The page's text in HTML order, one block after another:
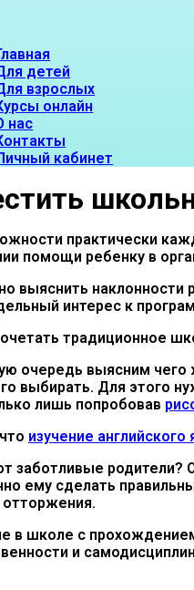
детей
взрослых
онлайн
нас
кабинет
практически
помощи ребенку в
выяснить наклонности
интерес к
традиционное
очередь выясним
выбирать. Для этого
лишь попробовав
изучение английского
заботливые родители?
ему сделать
в школе с
и